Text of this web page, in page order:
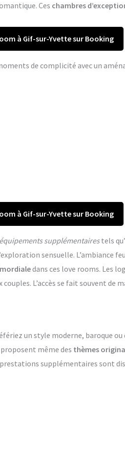
Ces chambres
à Gif-sur-Yvette sur Booking
de complicité avec un
à Gif-sur-Yvette sur Booking
équipements supplémentairestels
sensuelle. L’ambiance
dans ces love rooms. Les
L’accès se fait souvent de
un style moderne, baroque
même des thèmes
supplémentaires sont